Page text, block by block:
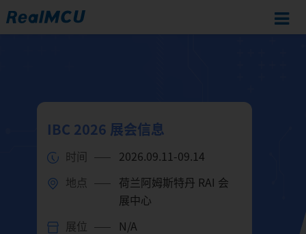
IBC 2026 展会信息
时间 2026.09.11-09.14
地点
荷兰阿姆斯特丹 RAI 会
展中心
展位 N/A